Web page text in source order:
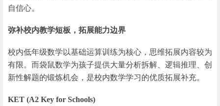
自信心。
弥补校内教学短板，拓展能力边界
校内低年级数学以基础运算训练为核心，思维拓展内容较为
有限。而袋鼠数学为孩子提供大量分析拆解、逻辑推理、创
新性解题的锻炼机会，是校内数学学习的优质拓展补充。
KET (A2 Key for Schools)